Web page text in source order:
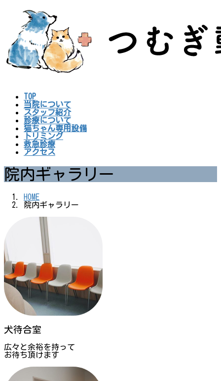
へ
ス
キ
ョ
ン
に
TOP
当院について
スタッフ紹介
診療について
猫ちゃん専用設備
トリミング
救急診療
アクセス
院内ギャラリー
HOME
院内ギャラリー
犬待合室
広々と余裕を持って
お待ち頂けます